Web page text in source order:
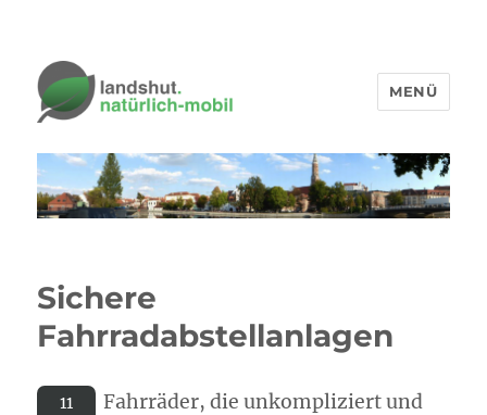
MENÜ
Sichere
Fahrradabstellanlagen
11
Fahrräder, die unkompliziert und